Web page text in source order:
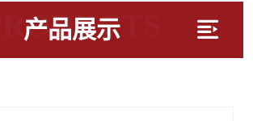
产品展示
PRODUCTS